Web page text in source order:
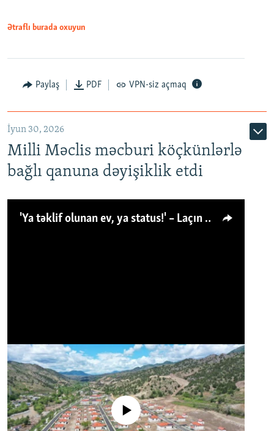
Ətraflı burada oxuyun
Paylaş PDF VPN-siz açmaq
İyun 30, 2026
Milli Məclis məcburi köçkünlərlə
bağlı qanuna dəyişiklik etdi
'Ya təklif olunan ev, ya status!' – Laçın köçkünü: 'Laçından başqa heç hara!'
No media source currently available